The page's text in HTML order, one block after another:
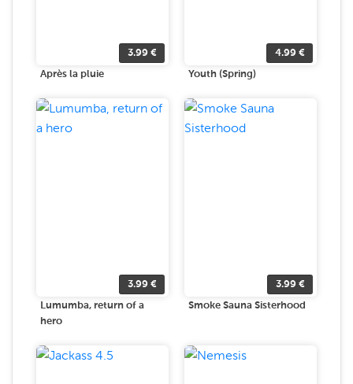
3.99 €
Après la pluie
4.99 €
Youth (Spring)
3.99 €
Lumumba, return of a
hero
3.99 €
Smoke Sauna Sisterhood